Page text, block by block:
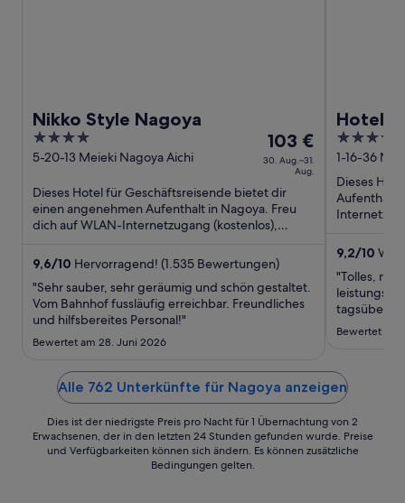
Nikko Style Nagoya
4
out
5
5-20-13 Meieki Nagoya Aichi
Der
Preis
beträgt
103 €
pro
Nacht
30.
Aug.
bis
103 €
30. Aug.–31.
Aug.
Dieses Hotel für Geschäftsreisende bietet dir
einen angenehmen Aufenthalt in Nagoya. Freu
dich auf WLAN-Internetzugang (kostenlos),
9,6/10 Hervorragend! (1.535 Bewertungen)
"Sehr sauber, sehr geräumig und schön gestaltet.
Vom Bahnhof fussläufig erreichbar. Freundliches
und hilfsbereites Personal!"
Bewertet am 28. Juni 2026
Hotel
3.5
out
of
5
1-16-36
Dieses
Aufenthalt
9,2/10
"Tolles,
tagsüber
Raumklima
und ..."
Bewertet am
Alle 762 Unterkünfte für Nagoya anzeigen
Dies ist der niedrigste Preis pro Nacht für 1 Übernachtung von 2
Erwachsenen, der in den letzten 24 Stunden gefunden wurde. Preise
und Verfügbarkeiten können sich ändern. Es können zusätzliche
Bedingungen gelten.